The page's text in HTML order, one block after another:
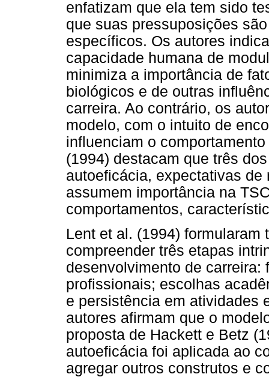
enfatizam que ela tem sido
que suas pressuposições
específicos. Os autores
capacidade humana de
minimiza a importância de
biológicos e de outras
carreira. Ao contrário, os
modelo, com o intuito de
influenciam o
(1994) destacam que três
autoeficácia, expectativas
assumem importância na
comportamentos,
Lent et al. (1994) formularam
compreender três etapas
desenvolvimento de carreira:
profissionais; escolhas
e persistência em atividades
autores afirmam que o
proposta de Hackett e Betz
autoeficácia foi aplicada ao
agregar outros construtos e